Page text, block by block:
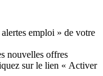
emploi » de votre
nouvelles offres
sur le lien « Activer